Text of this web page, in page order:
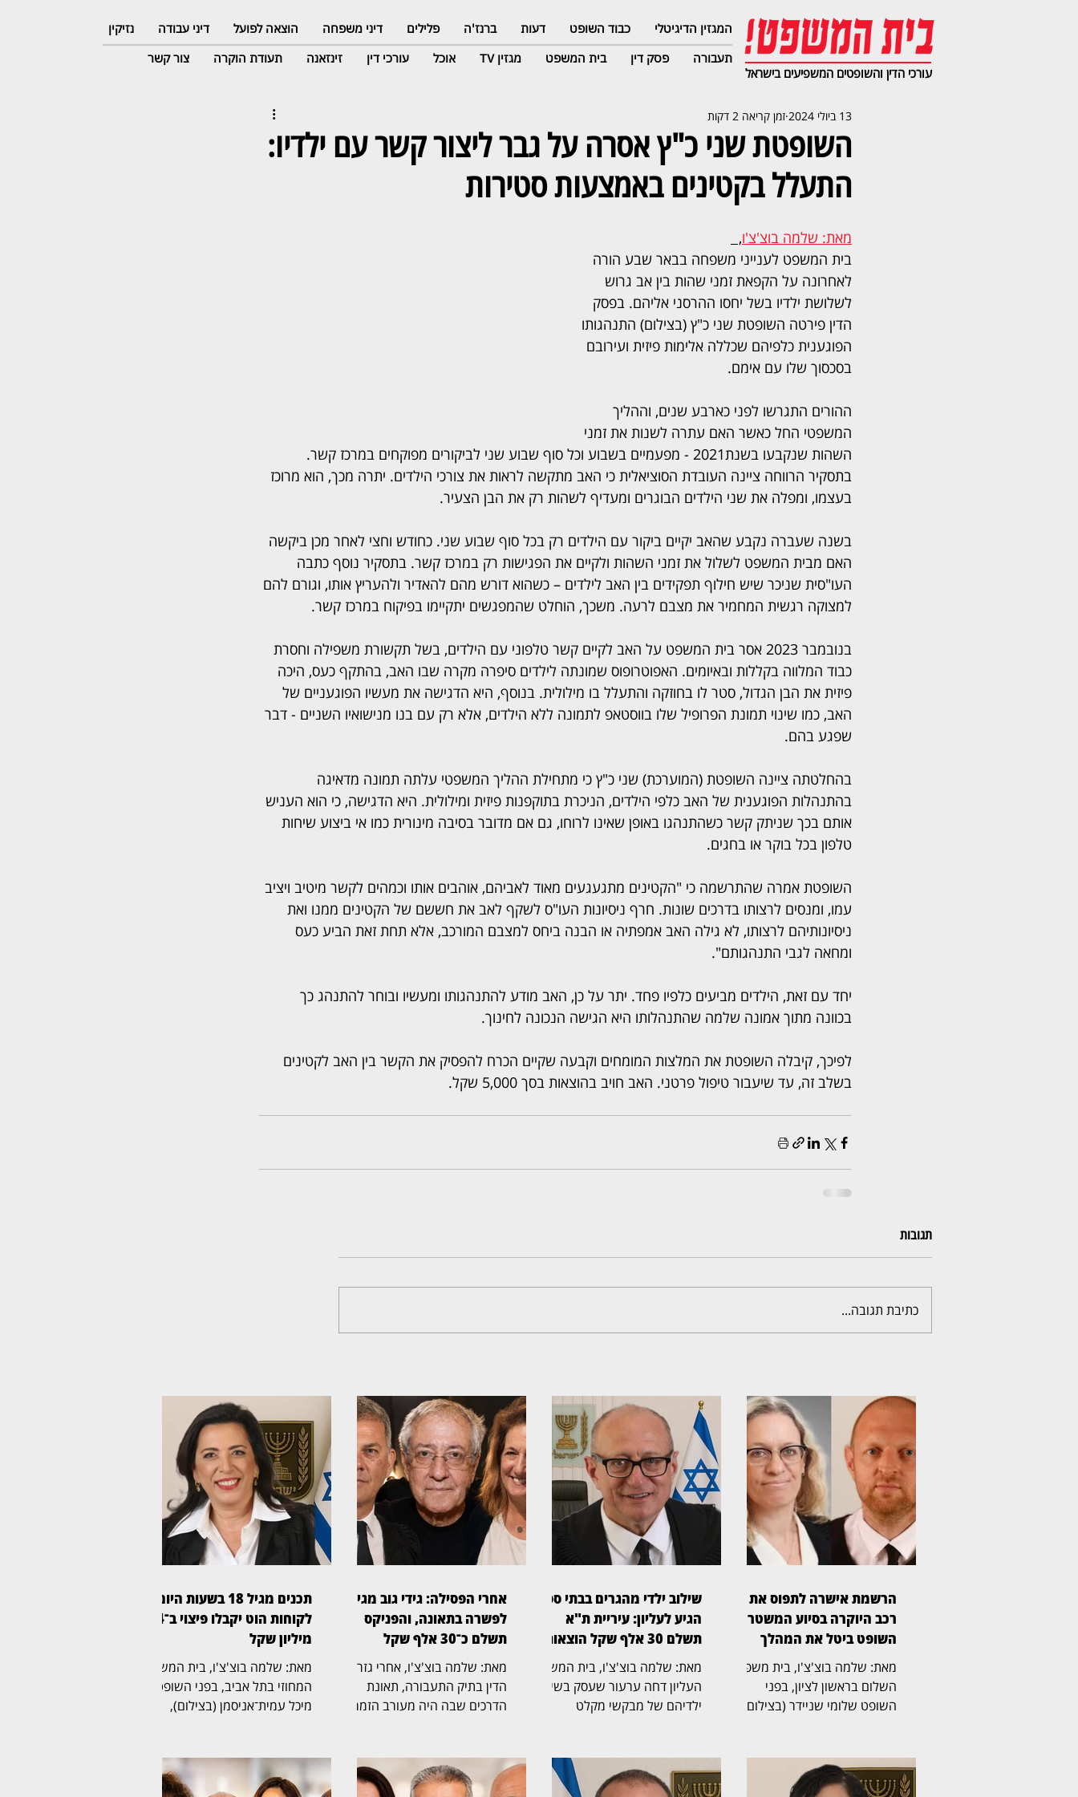
המגזין הדיגיטלי כבוד השופט דעות ברנז'ה פלילים דיני משפחה הוצאה לפועל דיני עבודה
נזיקין
תעבורה
פסק דין בית המשפט מגזין TV אוכל עורכי דין זינזאנה תעודת הוקרה צור קשר
עורכי הדין והשופטים המשפיעים בישראל
השופטת שני כ"ץ אסרה על גבר ליצור קשר עם ילדיו:
התעלל בקטינים באמצעות סטירות
13 ביולי 2024 זמן קריאה 2 דקות
מאת: שלמה בוצ'צ'ו,
בית המשפט לענייני משפחה בבאר שבע הורה
לאחרונה על הקפאת זמני שהות בין אב גרוש
לשלושת ילדיו בשל יחסו ההרסני אליהם. בפסק
הדין פירטה השופטת שני כ"ץ (בצילום) התנהגותו
הפוגענית כלפיהם שכללה אלימות פיזית ועירובם
בסכסוך שלו עם אימם.
ההורים התגרשו לפני כארבע שנים, וההליך
המשפטי החל כאשר האם עתרה לשנות את זמני
השהות שנקבעו בשנת2021 - מפעמיים בשבוע וכל סוף שבוע שני לביקורים מפוקחים במרכז קשר.
בתסקיר הרווחה ציינה העובדת הסוציאלית כי האב מתקשה לראות את צורכי הילדים. יתרה מכך, הוא מרוכז
בעצמו, ומפלה את שני הילדים הבוגרים ומעדיף לשהות רק את הבן הצעיר.
בשנה שעברה נקבע שהאב יקיים ביקור עם הילדים רק בכל סוף שבוע שני. כחודש וחצי לאחר מכן ביקשה
האם מבית המשפט לשלול את זמני השהות ולקיים את הפגישות רק במרכז קשר. בתסקיר נוסף כתבה
העו"סית שניכר שיש חילוף תפקידים בין האב לילדים – כשהוא דורש מהם להאדיר ולהעריץ אותו, וגורם להם
למצוקה רגשית המחמיר את מצבם לרעה. משכך, הוחלט שהמפגשים יתקיימו בפיקוח במרכז קשר.
בנובמבר 2023 אסר בית המשפט על האב לקיים קשר טלפוני עם הילדים, בשל תקשורת משפילה וחסרת
כבוד המלווה בקללות ובאיומים. האפוטרופוס שמונתה לילדים סיפרה מקרה שבו האב, בהתקף כעס, היכה
פיזית את הבן הגדול, סטר לו בחוזקה והתעלל בו מילולית. בנוסף, היא הדגישה את מעשיו הפוגעניים של
האב, כמו שינוי תמונת הפרופיל שלו בווסטאפ לתמונה ללא הילדים, אלא רק עם בנו מנישואיו השניים - דבר
שפגע בהם.
בהחלטתה ציינה השופטת (המוערכת) שני כ"ץ כי מתחילת ההליך המשפטי עלתה תמונה מדאיגה
בהתנהלות הפוגענית של האב כלפי הילדים, הניכרת בתוקפנות פיזית ומילולית. היא הדגישה, כי הוא העניש
אותם בכך שניתק קשר כשהתנהגו באופן שאינו לרוחו, גם אם מדובר בסיבה מינורית כמו אי ביצוע שיחות
טלפון בכל בוקר או בחגים.
השופטת אמרה שהתרשמה כי "הקטינים מתגעגעים מאוד לאביהם, אוהבים אותו וכמהים לקשר מיטיב ויציב
עמו, ומנסים לרצותו בדרכים שונות. חרף ניסיונות העו"ס לשקף לאב את חששם של הקטינים ממנו ואת
ניסיונותיהם לרצותו, לא גילה האב אמפתיה או הבנה ביחס למצבם המורכב, אלא תחת זאת הביע כעס
ומחאה לגבי התנהגותם".
יחד עם זאת, הילדים מביעים כלפיו פחד. יתר על כן, האב מודע להתנהגותו ומעשיו ובוחר להתנהג כך
בכוונה מתוך אמונה שלמה שהתנהלותו היא הגישה הנכונה לחינוך.
לפיכך, קיבלה השופטת את המלצות המומחים וקבעה שקיים הכרח להפסיק את הקשר בין האב לקטינים
בשלב זה, עד שיעבור טיפול פרטני. האב חויב בהוצאות בסך 5,000 שקל.
תגובות
כתיבת תגובה...
הרשמת אישרה לתפוס את
רכב היוקרה בסיוע המשטרה,
השופט ביטל את המהלך
מאת: שלמה בוצ'צ'ו, בית משפט
השלום בראשון לציון, בפני
השופט שלומי שניידר (בצילום),
BMW, ששוויו מאות אלפי שקלים.
בפסק דין ברור ומכריע קבע
שילוב ילדי מהגרים בבתי ספר
הגיע לעליון: עיריית ת"א
תשלם 30 אלף שקל הוצאות
מאת: שלמה בוצ'צ'ו, בית המשפט
העליון דחה ערעור שעסק בשילוב
ילדיהם של מבקשי מקלט
קבע, במערכת החינוך היסודית
בתל אביב. את פסק הדין כתב
אחרי הפסילה: גידי גוב מגיע
לפשרה בתאונה, והפניקס
תשלם כ־30 אלף שקל
מאת: שלמה בוצ'צ'ו, אחרי גזר
הדין בתיק התעבורה, תאונת
הדרכים שבה היה מעורב הזמר
לתביעות קטנות בתל אביב, בפני
הרשם הבכיר מיכאל שמפל
תכנים מגיל 18 בשעות היום:
לקוחות הוט יקבלו פיצוי ב־4
מיליון שקל
מאת: שלמה בוצ'צ'ו, בית המשפט
המחוזי בתל אביב, בפני השופטת
מיכל עמית־אניסמן (בצילום),
שנטען כי בשעות היום שודרו
בערוציה תכנים שאינם מיועדים